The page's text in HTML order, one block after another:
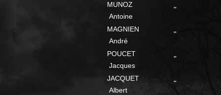
MUNOZ
Antoine
"
MAGNIEN
André
"
POUCET
Jacques
"
JACQUET
Albert
"